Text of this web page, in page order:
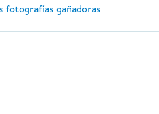
fotografías gañadoras